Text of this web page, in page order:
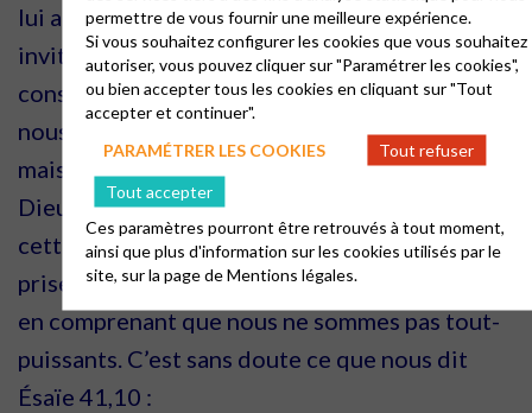
lui arriver : « N’aie pas peur ! » (Lc 1,30). Cette
invitation à nepas avoir peur, qui est une
constante du texte biblique, nous rappelle que
nous ne sommes pas les
maîtres de notre vie
mais que nous devons nous en remettre au
Dieu d’amour. Nous pouvons com
cette confiance comme une sorte de lâcher-
prise : se laisser porter dans les bras de Dieu
en comprenant que nous ne sommes pas tout-
puissants. C’est sans doute ce que nous dit
Ésaïe 41,10 :
permettre de vous fournir une meilleure expérience.
Si vous souhaitez configurer les cookies que vous souhaitez
autoriser, vous pouvez cliquer sur "Paramétrer les cookies",
ou bien accepter tous les cookies en cliquant sur "Tout
accepter et continuer".
PARAMÉTRER LES COOKIES
Tout refuser
Tout accepter
Ces paramètres pourront être retrouvés à tout moment,
ainsi que plus d'information sur les cookies utilisés par le
site, sur la page deMentions légales.